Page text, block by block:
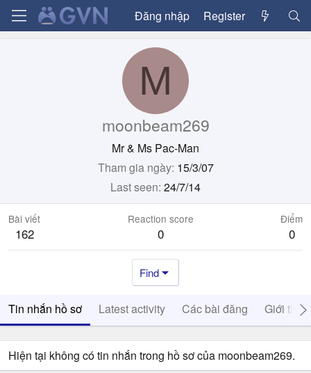
Đăng nhập Register
M
moonbeam269
Mr & Ms Pac-Man
Tham gia ngày 15/3/07
Last seen 24/7/14
Bài viết
162
Reaction score
0
Điểm
0
Find
Tin nhắn hồ sơ Latest activity Các bài đăng Giới thiệu
Hiện tại không có tin nhắn trong hồ sơ của moonbeam269.